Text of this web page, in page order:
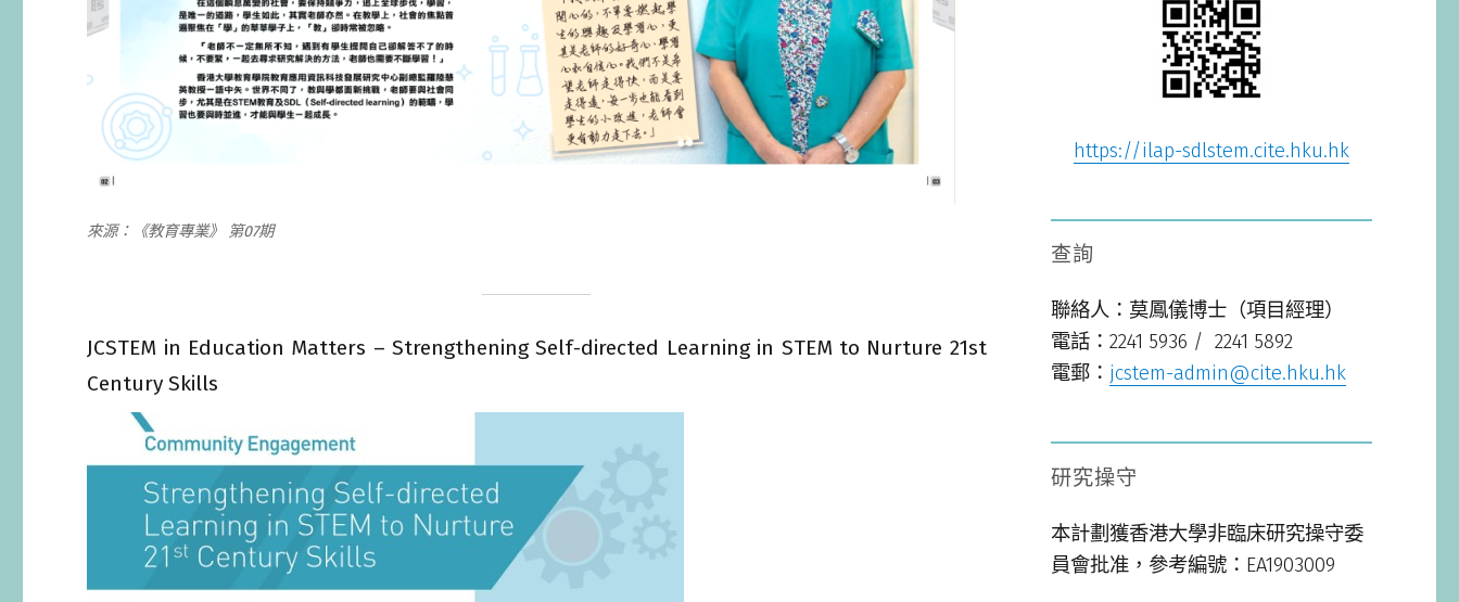
來源：《教育專業》 第07期
JCSTEM in Education Matters – Strengthening Self-directed Learning in STEM to Nurture 21st
Century Skills
https://ilap-sdlstem.cite.hku.hk
查詢
聯絡人：莫鳳儀博士（項目經理）
電話：2241 5936 / 2241 5892
電郵： jcstem-admin@cite.hku.hk
研究操守
本計劃獲香港大學非臨床研究操守委
員會批准，參考編號：EA1903009